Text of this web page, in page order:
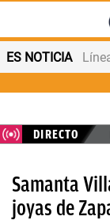
ES NOTICIA
DIRECTO
Samanta
joyas de